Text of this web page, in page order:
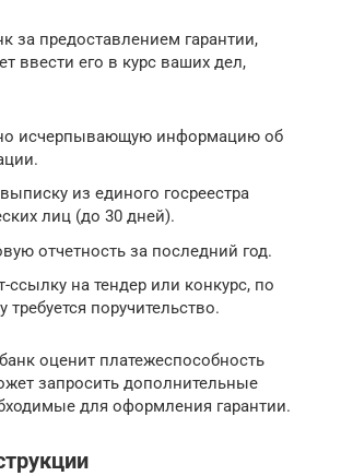
за предоставлением гарантии,
ввести его в курс ваших дел,
исчерпывающую информацию об
из единого госреестра
лиц (до 30 дней).
отчетность за последний год.
ссылку на тендер или конкурс, по
требуется поручительство.
оценит платежеспособность
запросить дополнительные
для оформления гарантии.